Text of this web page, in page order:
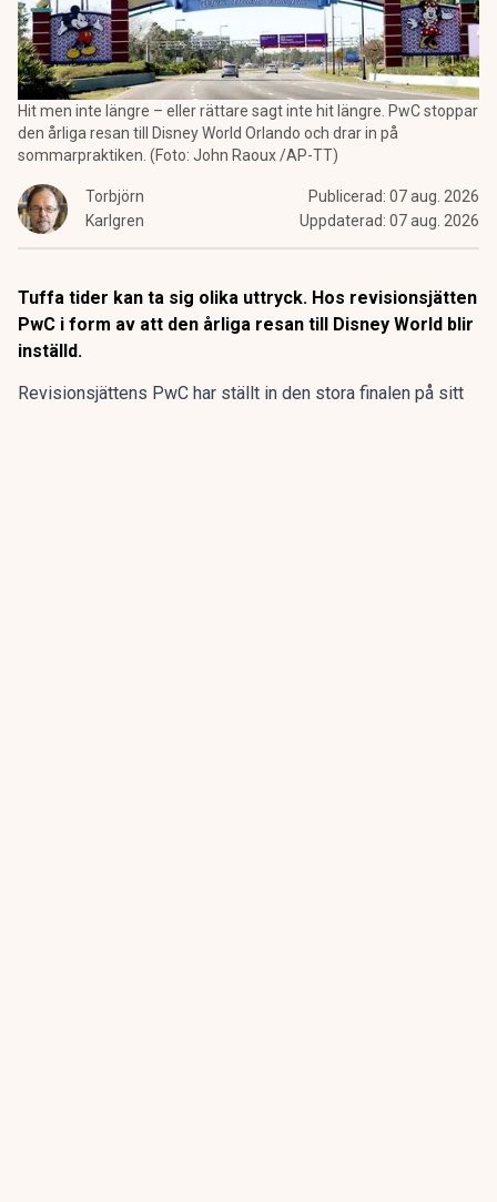
Hit men inte längre – eller rättare sagt inte hit längre. PwC stoppar
den årliga resan till Disney World Orlando och drar in på
sommarpraktiken. (Foto: John Raoux /AP-TT)
Torbjörn
Karlgren
Publicerad: 07 aug. 2026
Uppdaterad: 07 aug. 2026
Tuffa tider kan ta sig olika uttryck. Hos revisionsjätten
PwC i form av att den årliga resan till Disney World blir
inställd.
Revisionsjättens PwC har ställt in den stora finalen på sitt